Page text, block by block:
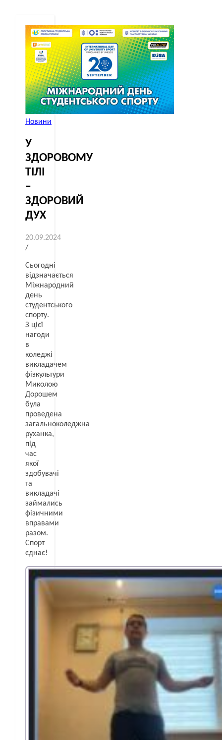
Новини
У
ЗДОРОВОМУ
ТІЛІ
–
ЗДОРОВИЙ
ДУХ
20.09.2024
/
Сьогодні
відзначається
Міжнародний
день
студентського
спорту.
З цієї
нагоди
в
коледжі
викладачем
фізкультури
Миколою
Дорошем
була
проведена
загальноколеджна
руханка,
під
час
якої
здобувачі
та
викладачі
займались
фізичними
вправами
разом.
Спорт
єднає!